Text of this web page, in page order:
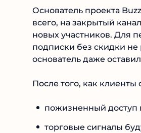
Основатель проекта
всего, на закрытый
новых участников. Для
подписки без скидки
основатель даже
После того, как
пожизненный доступ
торговые сигналы